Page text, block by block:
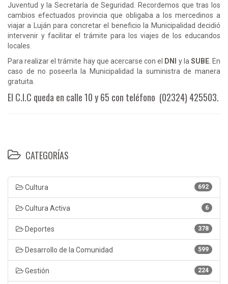
Juventud y la Secretaría de Seguridad. Recordemos que tras los
cambios efectuados provincia que obligaba a los mercedinos a
viajar a Luján para concretar el beneficio la Municipalidad decidió
intervenir y facilitar el trámite para los viajes de los educandos
locales.
Para realizar el trámite hay que acercarse con el
DNI y la SUBE. En
caso de no poseerla la Municipalidad la suministra de manera
gratuita.
El C.I.C queda en calle 10 y 65 con teléfono (02324) 425503.
CATEGORÍAS
692
Cultura
6
Cultura Activa
378
Deportes
599
Desarrollo de la Comunidad
224
Gestión